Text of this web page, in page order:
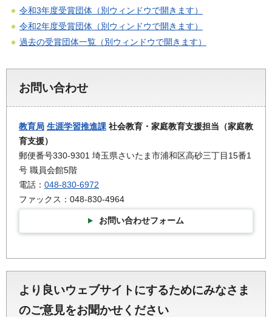
令和3年度受賞団体（別ウィンドウで開きます）
令和2年度受賞団体（別ウィンドウで開きます）
過去の受賞団体一覧（別ウィンドウで開きます）
お問い合わせ
教育局 生涯学習推進課 社会教育・家庭教育支援担当（家庭教
育支援）
郵便番号330-9301 埼玉県さいたま市浦和区高砂三丁目15番1
号 職員会館5階
電話： 048-830-6972
ファックス：048-830-4964
お問い合わせフォーム
より良いウェブサイトにするためにみなさま
のご意見をお聞かせください